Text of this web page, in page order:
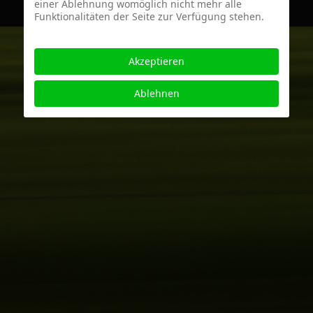
einer Ablehnung womöglich nicht mehr alle
Funktionalitäten der Seite zur Verfügung stehen.
Akzeptieren
Ablehnen